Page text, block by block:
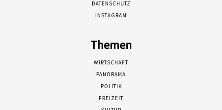
DATENSCHUTZ
INSTAGRAM
Themen
WIRTSCHAFT
PANORAMA
POLITIK
FREIZEIT